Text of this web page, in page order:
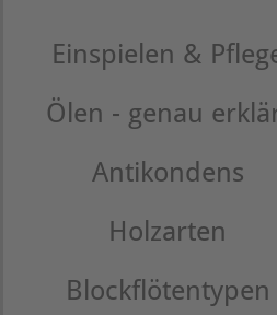
Einspielen &
Ölen - genau
Antikondens
Holzarten
Blockflötentypen